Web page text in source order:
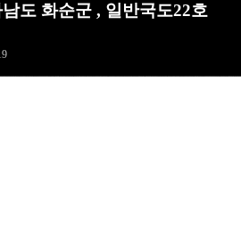
도 화순군 , 일반국도22호